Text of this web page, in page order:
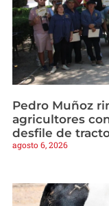
Pedro Muñoz
agricultores
desfile de
agosto 6, 2026